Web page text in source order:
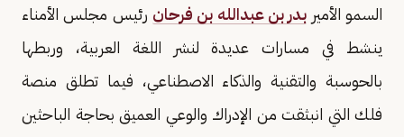
السمو الأمير بدر بن عبدالله بن فرحان رئيس مجلس الأمناء
ينشط في مسارات عديدة لنشر اللغة العربية، وربطها
بالحوسبة والتقنية والذكاء الاصطناعي، فيما تطلق منصة
فلك التي انبثقت من الإدراك والوعي العميق بحاجة الباحثين